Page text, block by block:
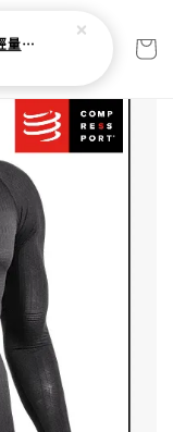
日系[ Karrimor ] cleave 30L 輕量野跑健走包